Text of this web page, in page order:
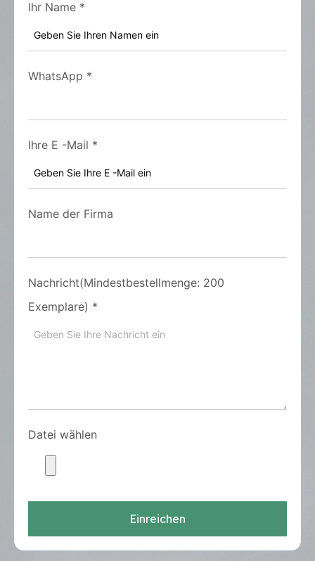
Ihr Name *
WhatsApp *
Ihre E -Mail *
Name der Firma
Nachricht(Mindestbestellmenge: 200
Exemplare) *
Datei wählen
Einreichen